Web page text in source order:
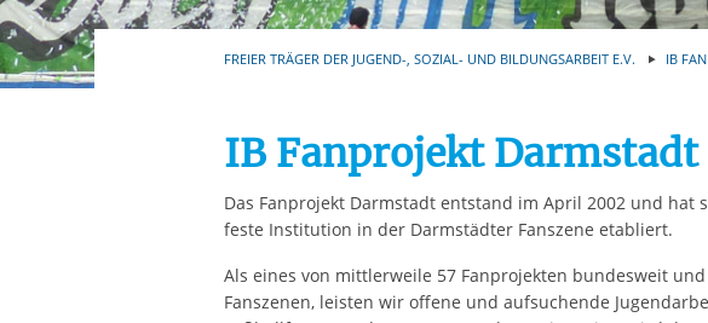
Ihre etwaige Einwilligung erstreckt sich nicht
aufgrund berechtigter Interessen und daher
FREIER TRÄGER DER JUGEND-, SOZIAL- UND BILDUNGSARBEIT E.V. IB
IB Fanprojekt Darmstadt
Das Fanprojekt Darmstadt entstand im April 2002 und hat
feste Institution in der Darmstädter Fanszene etabliert.
Als eines von mittlerweile 57 Fanprojekten bundesweit
Fanszenen, leisten wir offene und aufsuchende